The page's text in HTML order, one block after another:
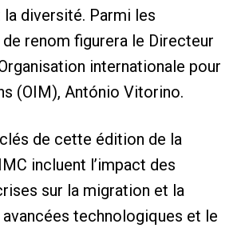
la diversité. Parmi les
renom figurera le Directeur
internationale pour
(OIM), António Vitorino.
de cette édition de la
incluent l’impact des
sur la migration et la
technologiques et le